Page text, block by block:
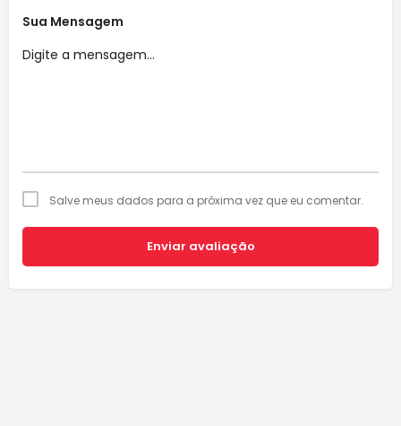
Sua Mensagem
Salve meus dados para a próxima vez que eu comentar.
Enviar avaliação